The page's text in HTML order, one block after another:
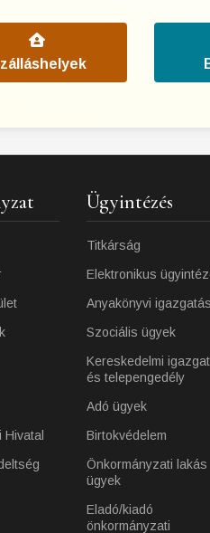
Ügyintézés
Titkárság
Elektronikus
Anyakönyvi igazgatás
Szociális ügyek
Kereskedelmi
és telepengedély
Adó ügyek
Birtokvédelem
Önkormányzati lakás
ügyek
Eladó/kiadó
önkormányzati